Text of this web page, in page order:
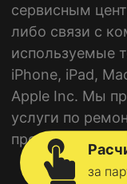
сервисным
либо связи с
используемые
iPhone, iPad,
Apple Inc. Мы
услуги по
продукции Apple.
за